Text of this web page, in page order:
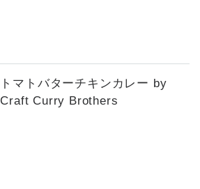
トマトバターチキンカレー by
Craft Curry Brothers